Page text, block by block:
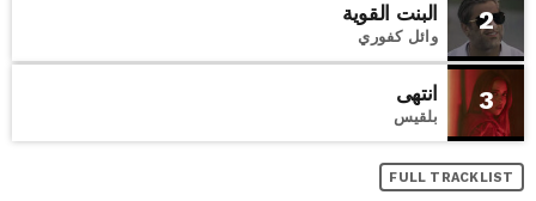
2 البنت القوية
وائل كفوري
3 انتهى
بلقيس
FULL TRACKLIST